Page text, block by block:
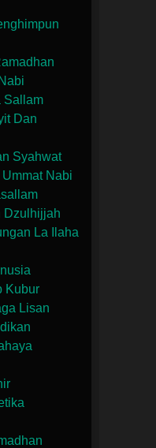
Sallam
Dan
Syahwat
Nabi
Dzulhijjah
La Ilaha
Kubur
Lisan